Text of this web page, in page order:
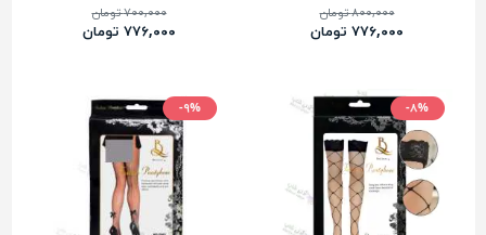
۸۰۰,۰۰۰ تومان
۷۷۶,۰۰۰ تومان
۷۰۰,۰۰۰ تومان
۷۷۶,۰۰۰ تومان
-۸% -۹%